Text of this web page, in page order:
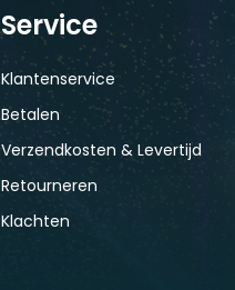
Service
Klantenservice
Betalen
Verzendkosten & Levertijd
Retourneren
Klachten